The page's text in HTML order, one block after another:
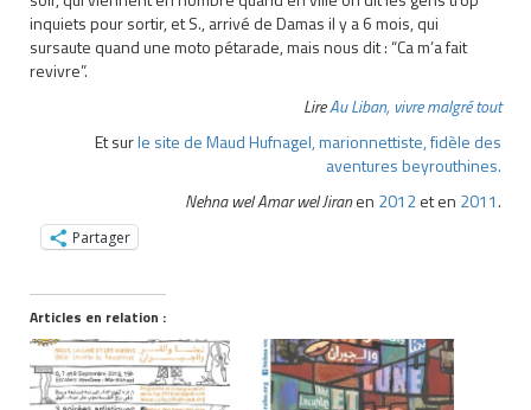
inquiets pour sortir, et S., arrivé de Damas il y a 6 mois, qui
sursaute quand une moto pétarade, mais nous dit : “Ca m’a fait
revivre”.
LireAu Liban, vivre malgré tout
Et surle site de Maud Hufnagel, marionnettiste, fidèle des
aventures beyrouthines.
Nehna wel Amar wel Jiranen 2012et en 2011.
Partager
Articles en relation :